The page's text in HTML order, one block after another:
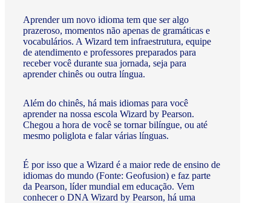
Aprender um novo idioma tem que ser algo
prazeroso, momentos não apenas de gramáticas e
vocabulários. A Wizard tem infraestrutura, equipe
de atendimento e professores preparados para
receber você durante sua jornada, seja para
aprender chinês ou outra língua.
Além do chinês, há mais idiomas para você
aprender na nossa escola Wizard by Pearson.
Chegou a hora de você se tornar bilíngue, ou até
mesmo poliglota e falar várias línguas.
É por isso que a Wizard é a maior rede de ensino de
idiomas do mundo (Fonte: Geofusion) e faz parte
da Pearson, líder mundial em educação. Vem
conhecer o DNA Wizard by Pearson, há uma